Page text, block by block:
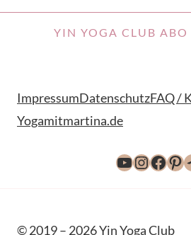
YIN YOGA CLUB
ImpressumDatenschutzFAQ /
Yogamitmartina.de
YouTube
© 2019 – 2026 Yin Yoga Club